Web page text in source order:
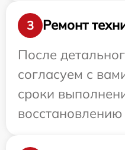
3
Ремонт
После
согласуем с
сроки
восстановлению